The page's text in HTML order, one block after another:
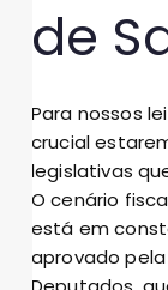
de
Para nossos
crucial
legislativas
O cenário
está em
aprovado